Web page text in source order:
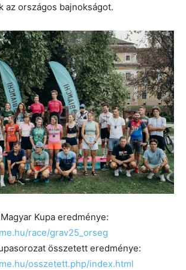
az országos bajnokságot.
Kupa eredménye:
race/grav25_orseg
összetett eredménye:
osszetett.php/index.html